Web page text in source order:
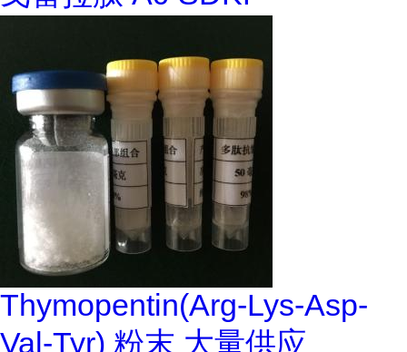
Thymopentin(Arg-Lys-Asp-
Val-Tyr) 粉末 大量供应